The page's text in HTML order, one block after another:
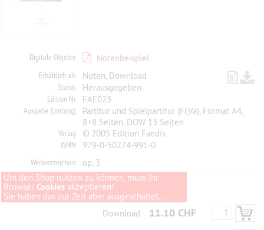
Digitale Objekte Notenbeispiel
Erhältlich als Noten, Download
Status Herausgegeben
Edition Nr FAE023
Ausgabe (Umfang)
Partitur und Spielpartitur (Fl,Va), Format A4,
8+8 Seiten, DOW 13 Seiten
Verlag © 2005 Edition Faedis
ISMN 979-0-50274-991-0
Werkverzeichnis
op. 3
Um den Shop nutzen zu können, muss Ihr
Browser Cookies akzeptieren!
Sie haben das zur Zeit aber ausgeschaltet...
Download
11.10 CHF